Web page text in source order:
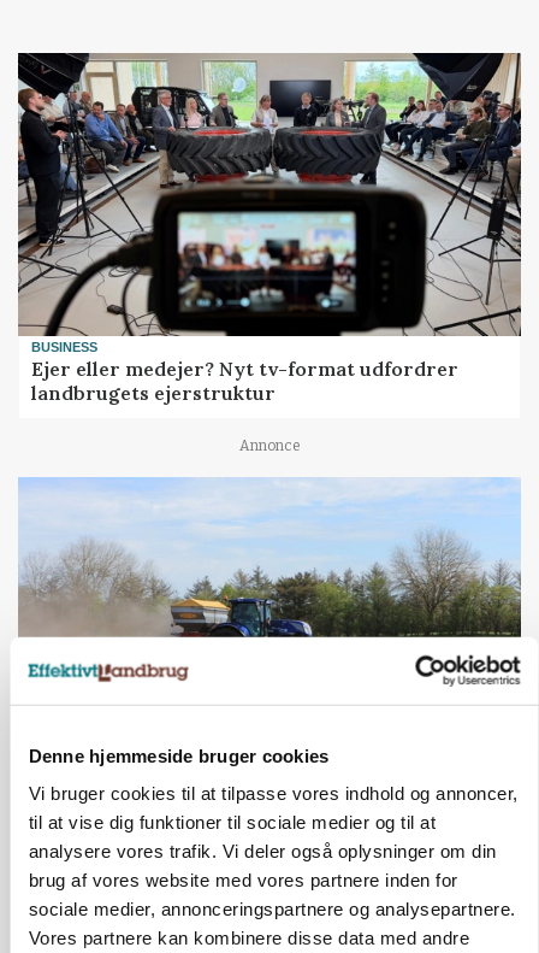
Denne hjemmeside bruger cookies
Vi bruger cookies til at tilpasse vores indhold og annoncer,
til at vise dig funktioner til sociale medier og til at
analysere vores trafik. Vi deler også oplysninger om din
brug af vores website med vores partnere inden for
sociale medier, annonceringspartnere og analysepartnere.
Vores partnere kan kombinere disse data med andre
BUSINESS
Ejer eller medejer? Nyt tv-format udfordrer
landbrugets ejerstruktur
Annonce
Folketinget behandler ny gødskningslov: Sådan
kan den ændre din bedrift fra 2027
Annonce
Landmand vågnede ved lyden af skrigende kvier: